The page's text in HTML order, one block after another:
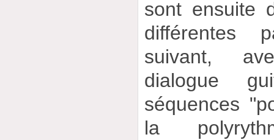
sont ensuite
différentes
suivant,
dialogue
séquences
la